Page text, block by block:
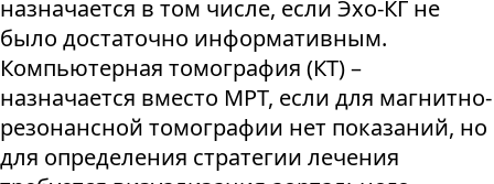
назначается в том числе, если Эхо-КГ не
было достаточно информативным.
Компьютерная томография (КТ) –
назначается вместо МРТ, если для магнитно-
резонансной томографии нет показаний, но
для определения стратегии лечения